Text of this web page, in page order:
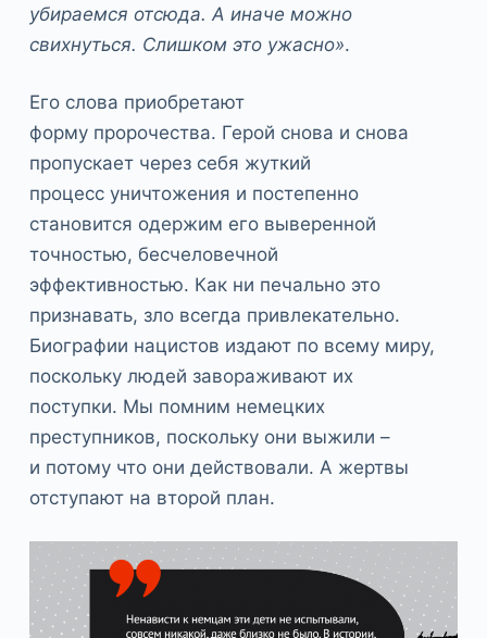
убираемся отсюда. А иначе можно
свихнуться. Слишком это ужасно».
Его слова приобретают
форму пророчества. Герой снова и снова
пропускает через себя жуткий
процесс уничтожения и постепенно
становится одержим его выверенной
точностью, бесчеловечной
эффективностью. Как ни печально это
признавать, зло всегда привлекательно.
Биографии нацистов издают по всему миру,
поскольку людей завораживают их
поступки. Мы помним немецких
преступников, поскольку они выжили –
и потому что они действовали. А жертвы
отступают на второй план.